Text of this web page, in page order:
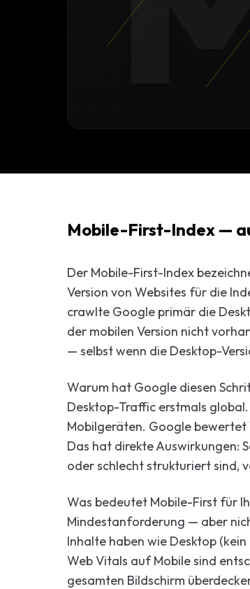
Mobile-First-Index —
Der Mobile-First-Index
Version von Websites für die
crawlte Google primär die
der mobilen Version nicht
— selbst wenn die Desktop-
Warum hat Google diesen
Desktop-Traffic erstmals
Mobilgeräten. Google bewertet
Das hat direkte Auswirkungen:
oder schlecht strukturiert sind,
Was bedeutet Mobile-First für
Mindestanforderung — aber
Inhalte haben wie Desktop
Web Vitals auf Mobile sind
gesamten Bildschirm